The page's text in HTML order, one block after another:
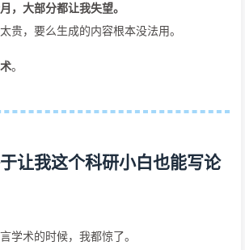
，大部分都让我失望。
贵，要么生成的内容根本没法用。
。
让我这个科研小白也能写论
学术的时候，我都惊了。